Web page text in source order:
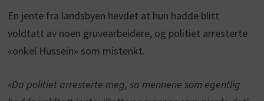
En jente fra landsbyen hevdet at hun hadde blitt
voldtatt av noen gruvearbeidere, og politiet arresterte
«onkel Hussein» som mistenkt.
«Da politiet arresterte meg, sa mennene som egentlig